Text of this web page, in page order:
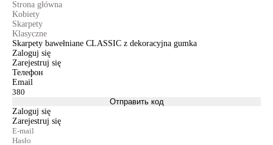
Strona główna
Kobiety
Skarpety
Klasyczne
Skarpety bawełniane CLASSIC z dekoracyjna gumka
Zaloguj się
Zarejestruj się
Телефон
Email
Отправить код
Zaloguj się
Zarejestruj się